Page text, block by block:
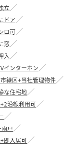
立
ドア
ロ可
窓
入
インターホン
緑区+当社管理物件
な住宅地
沿線利用可
雨戸
即入居可